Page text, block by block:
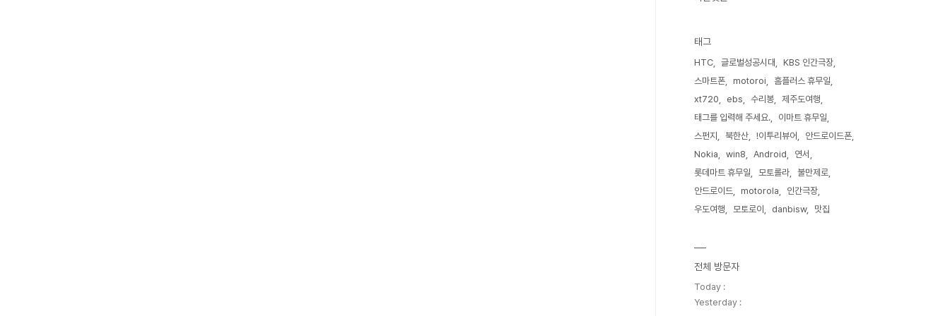
태그
HTC 글로벌성공시대
KBS 인간극장
스마트폰
motoroi
홈플러스 휴무일
xt720
ebs 수리봉
제주도여행
태그를 입력해 주세요.
이마트 휴무일
스펀지
북한산 !이투리뷰어
안드로이드폰
Nokia
win8 Android
연서
롯데마트 휴무일
모토롤라
불만제로
안드로이드
motorola
인간극장
우도여행
모토로이 danbisw 맛집
전체 방문자
Today :
Yesterday :